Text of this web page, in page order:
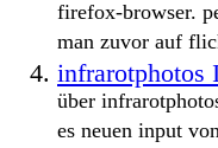
firefox-browser.
man zuvor auf
infrarotphotos
über
es neuen input